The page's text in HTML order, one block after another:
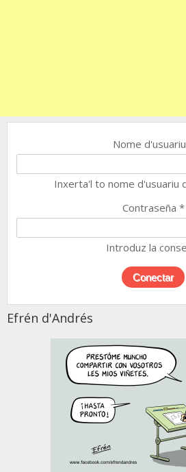
Nome d'usuariu
Inxerta'l to nome d'usuariu
Contraseña *
Introduz la
Efrén d'Andrés